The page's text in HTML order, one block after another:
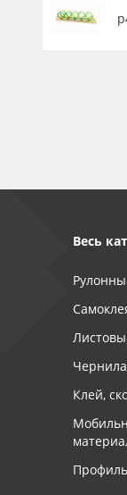
Весь
Чернила
Клей,